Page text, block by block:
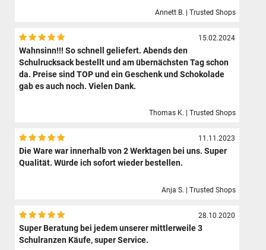
Annett B. | Trusted Shops
15.02.2024
Wahnsinn!!! So schnell geliefert. Abends den
Schulrucksack bestellt und am übernächsten Tag schon
da. Preise sind TOP und ein Geschenk und Schokolade
gab es auch noch. Vielen Dank.
Thomas K. | Trusted Shops
11.11.2023
Die Ware war innerhalb von 2 Werktagen bei uns. Super
Qualität. Würde ich sofort wieder bestellen.
Anja S. | Trusted Shops
28.10.2020
Super Beratung bei jedem unserer mittlerweile 3
Schulranzen Käufe, super Service.